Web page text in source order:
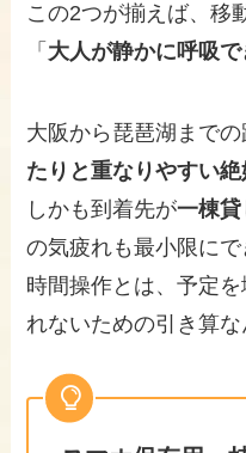
この2つが揃えば、移
「 大人が静かに呼吸で
大阪から琵琶湖までの
たりと重なりやすい絶
しかも到着先が一棟貸
の気疲れも最小限にで
時間操作とは、予定
れないための引き算な